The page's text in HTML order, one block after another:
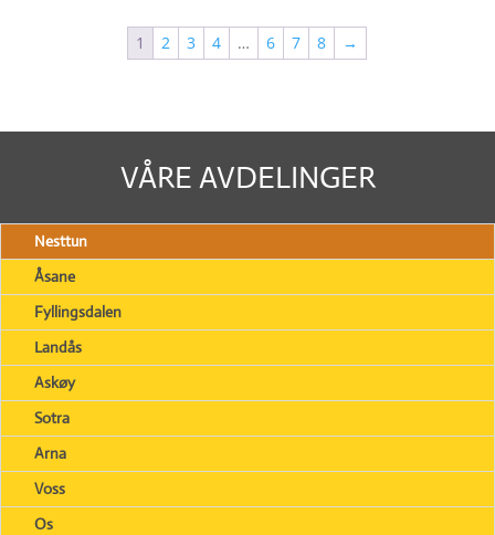
1 2 3 4 … 6 7 8 →
VÅRE AVDELINGER
Nesttun
Åsane
Fyllingsdalen
Landås
Askøy
Sotra
Arna
Voss
Os